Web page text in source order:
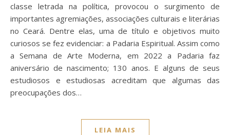
classe letrada na política, provocou o surgimento de
importantes agremiações, associações culturais e literárias
no Ceará. Dentre elas, uma de título e objetivos muito
curiosos se fez evidenciar: a Padaria Espiritual. Assim como
a Semana de Arte Moderna, em 2022 a Padaria faz
aniversário de nascimento; 130 anos. E alguns de seus
estudiosos e estudiosas acreditam que algumas das
preocupações dos…
LEIA MAIS